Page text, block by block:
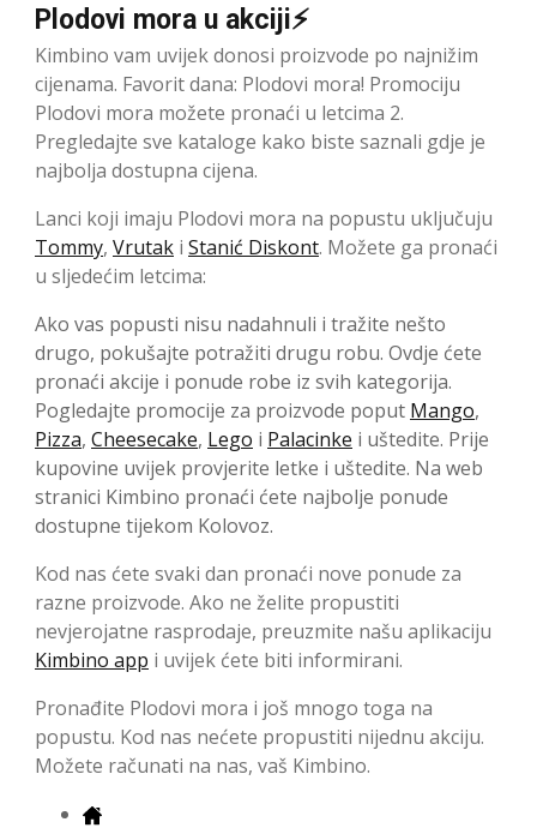
Plodovi mora u akciji⚡
Kimbino vam uvijek donosi proizvode po najnižim
cijenama. Favorit dana: Plodovi mora! Promociju
Plodovi mora možete pronaći u letcima 2.
Pregledajte sve kataloge kako biste saznali gdje je
najbolja dostupna cijena.
Lanci koji imaju Plodovi mora na popustu uključuju
Tommy, Vrutak i Stanić Diskont. Možete ga pronaći
u sljedećim letcima:
Ako vas popusti nisu nadahnuli i tražite nešto
drugo, pokušajte potražiti drugu robu. Ovdje ćete
pronaći akcije i ponude robe iz svih kategorija.
Pogledajte promocije za proizvode poput Mango,
Pizza, Cheesecake, Lego i Palacinke i uštedite. Prije
kupovine uvijek provjerite letke i uštedite. Na web
stranici Kimbino pronaći ćete najbolje ponude
dostupne tijekom Kolovoz.
Kod nas ćete svaki dan pronaći nove ponude za
razne proizvode. Ako ne želite propustiti
nevjerojatne rasprodaje, preuzmite našu aplikaciju
Kimbino app i uvijek ćete biti informirani.
Pronađite Plodovi mora i još mnogo toga na
popustu. Kod nas nećete propustiti nijednu akciju.
Možete računati na nas, vaš Kimbino.